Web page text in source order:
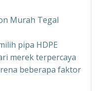
Murah Tegal
pipa HDPE
merek terpercaya
beberapa faktor